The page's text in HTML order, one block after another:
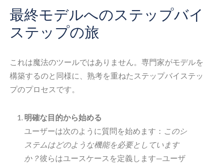
最終モデルへのステップバイ
ステップの旅
これは魔法のツールではありません。専門家がモデルを
構築するのと同様に、熟考を重ねたステップバイステッ
プのプロセスです。
明確な目的から始める
ユーザーは次のように質問を始めます：
このシ
ステムはどのような機能を必要としています
か？彼らはユースケースを定義します—ユーザ